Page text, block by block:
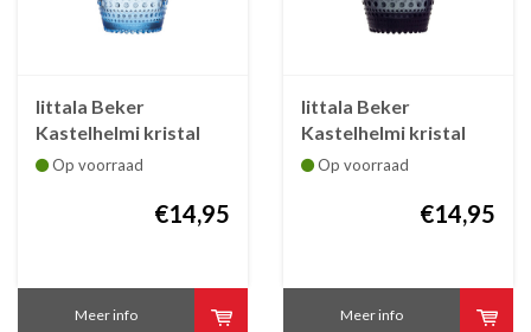
Iittala Beker
Kastelhelmi kristal
aqua blauw 30 cl
Op voorraad
€14,95
Meer info
Iittala Beker
Kastelhelmi kristal
donkergrijs 30 cl
Op voorraad
€14,95
Meer info